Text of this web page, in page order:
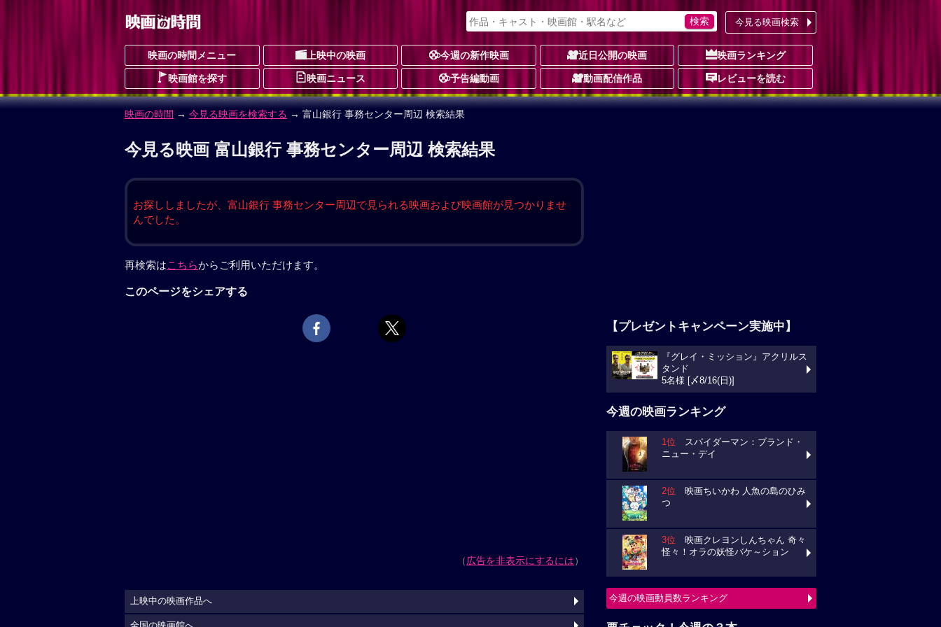
今見る映画検索
映画の時間メニュー 上映中の映画 今週の新作映画 近日公開の映画 映画ランキング
映画館を探す 映画ニュース 予告編動画 動画配信作品 レビューを読む
映画の時間 → 今見る映画を検索する → 富山銀行 事務センター周辺 検索結果
今見る映画 富山銀行 事務センター周辺 検索結果
お探ししましたが、富山銀行 事務センター周辺で見られる映画および映画館が見つかりませ
んでした。
再検索はこちらからご利用いただけます。
このページをシェアする
（広告を非表示にするには）
【プレゼントキャンペーン実施中】
『グレイ・ミッション』アクリルス
タンド
5名様 [〆8/16(日)]
今週の映画ランキング
1位 スパイダーマン：ブランド・
ニュー・デイ
2位 映画ちいかわ 人魚の島のひみ
つ
3位 映画クレヨンしんちゃん 奇々
怪々！オラの妖怪バケ～ション
今週の映画動員数ランキング
上映中の映画作品へ